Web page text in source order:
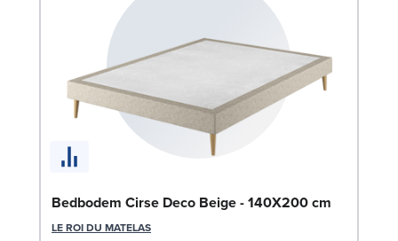
Bedbodem Cirse Deco Beige - 140X200 cm
LE ROI DU MATELAS